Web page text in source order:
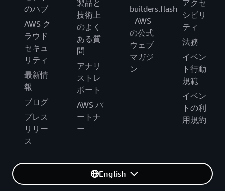
のハブ
AWS ク
ラウド
セキュ
リティ
最新情
報
ブログ
プレス
リリー
ス
製品と
技術上
のよく
ある質
問
アナリ
ストレ
ポート
AWS パ
ートナ
ー
builders.flash
- AWS
の公式
ウェブ
マガジ
ン
アクセ
シビリ
ティ
法務
イベン
ト行動
規範
イベン
トの利
用規約
English